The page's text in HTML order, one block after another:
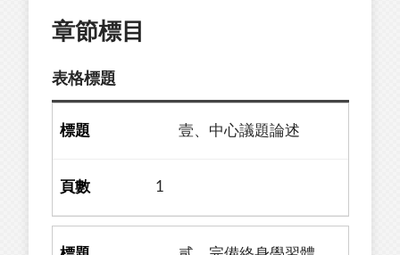
章節標目
表格標題
壹、中心議題論述
1